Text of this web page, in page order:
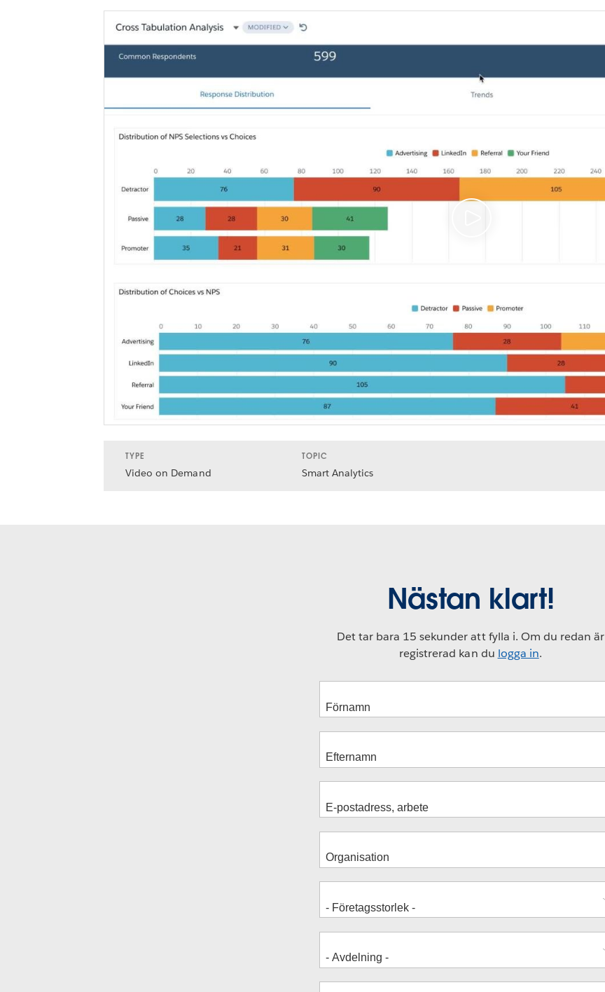
TYPE
Video on Demand
TOPIC
Smart Analytics
Nästan klart!
Det tar bara 15 sekunder att fylla i. Om du redan är
registrerad kan du logga in.